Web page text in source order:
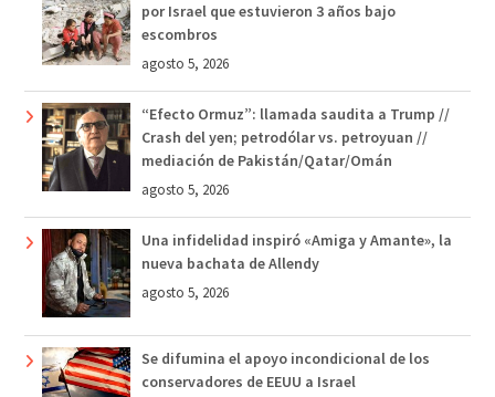
por Israel que estuvieron 3 años bajo
escombros
agosto 5, 2026
“Efecto Ormuz”: llamada saudita a Trump //
Crash del yen; petrodólar vs. petroyuan //
mediación de Pakistán/Qatar/Omán
agosto 5, 2026
Una infidelidad inspiró «Amiga y Amante», la
nueva bachata de Allendy
agosto 5, 2026
Se difumina el apoyo incondicional de los
conservadores de EEUU a Israel